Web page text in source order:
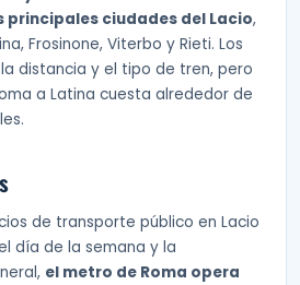
principales ciudades del Lacio,
Frosinone, Viterbo y Rieti. Los
distancia y el tipo de tren, pero
a Latina cuesta alrededor de
de transporte público en Lacio
día de la semana y la
el metro de Roma opera